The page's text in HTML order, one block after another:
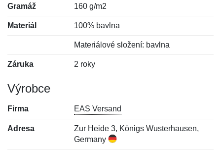
Gramáž 160 g/m2
Materiál 100% bavlna
Materiálové složení: bavlna
Záruka 2 roky
Výrobce
Firma EAS Versand
Adresa
Zur Heide 3, Königs Wusterhausen,
Germany